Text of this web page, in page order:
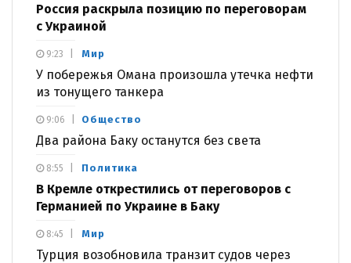
Россия раскрыла позицию по переговорам
с Украиной
Мир
У побережья Омана произошла утечка нефти
из тонущего танкера
9:23
Общество
Два района Баку останутся без света
9:06
Политика
В Кремле открестились от переговоров с
Германией по Украине в Баку
8:55
Мир
Турция возобновила транзит судов через
8:45